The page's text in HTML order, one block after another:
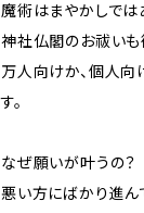
魔術はまやかしでは
神社仏閣のお祓いも
万人向けか、個人向
す。
なぜ願いが叶うの？
悪い方にばかり進ん